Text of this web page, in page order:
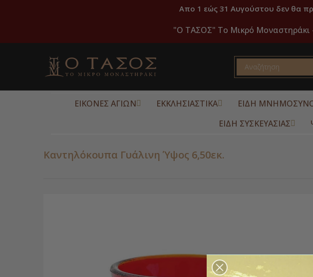
Απο 1 εώς 31 Αυγούστου δεν θα
"O ΤΑΣΟΣ" Το Μικρό Μοναστηράκι
ΕΙΚΟΝΕΣ ΑΓΙΩΝ ΕΚΚΛΗΣΙΑΣΤΙΚΑ ΕΙΔΗ
ΕΙΔΗ ΣΥΣΚΕΥΑΣΙΑΣ
Καντηλόκουπα Γυάλινη Ύψος 6,50εκ.